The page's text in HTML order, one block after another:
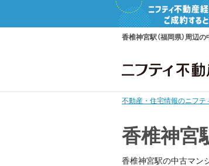
香椎神宮駅（福岡県）周辺
不動産・住宅情報のニフテ
香椎神宮
香椎神宮駅の中古マン